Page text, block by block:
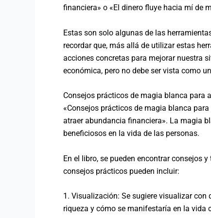
financiera» o «El dinero fluye hacia mí de
Estas son solo algunas de las
recordar que, más allá de utilizar estas
acciones concretas para mejorar nuestra
económica, pero no debe ser vista como
Consejos prácticos de magia blanca para
«Consejos prácticos de magia blanca
atraer abundancia financiera». La magia
beneficiosos en la vida de las personas.
En el libro, se pueden encontrar consejos
consejos prácticos pueden incluir:
1. Visualización: Se sugiere visualizar
riqueza y cómo se manifestaría en la vida